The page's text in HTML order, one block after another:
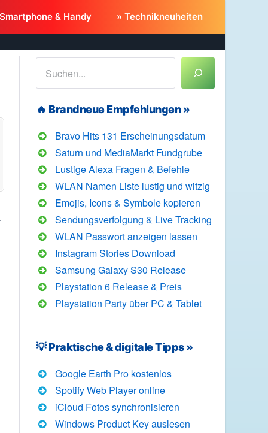
& Handy » Technikneuheiten
🔥 Brandneue Empfehlungen »
Bravo Hits 131 Erscheinungsdatum
Saturn und MediaMarkt Fundgrube
Lustige Alexa Fragen & Befehle
WLAN Namen Liste lustig und witzig
Emojis, Icons & Symbole kopieren
Sendungsverfolgung & Live Tracking
WLAN Passwort anzeigen lassen
Instagram Stories Download
Samsung Galaxy S30 Release
Playstation 6 Release & Preis
Playstation Party über PC & Tablet
💡 Praktische & digitale Tipps »
Google Earth Pro kostenlos
Spotify Web Player online
iCloud Fotos synchronisieren
Windows Product Key auslesen